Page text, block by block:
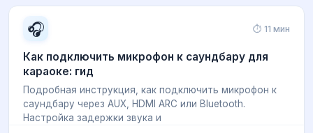
🎧 ⏱ 11 мин
Как подключить микрофон к саундбару для
караоке: гид
Подробная инструкция, как подключить микрофон к
саундбару через AUX, HDMI ARC или Bluetooth.
Настройка задержки звука и